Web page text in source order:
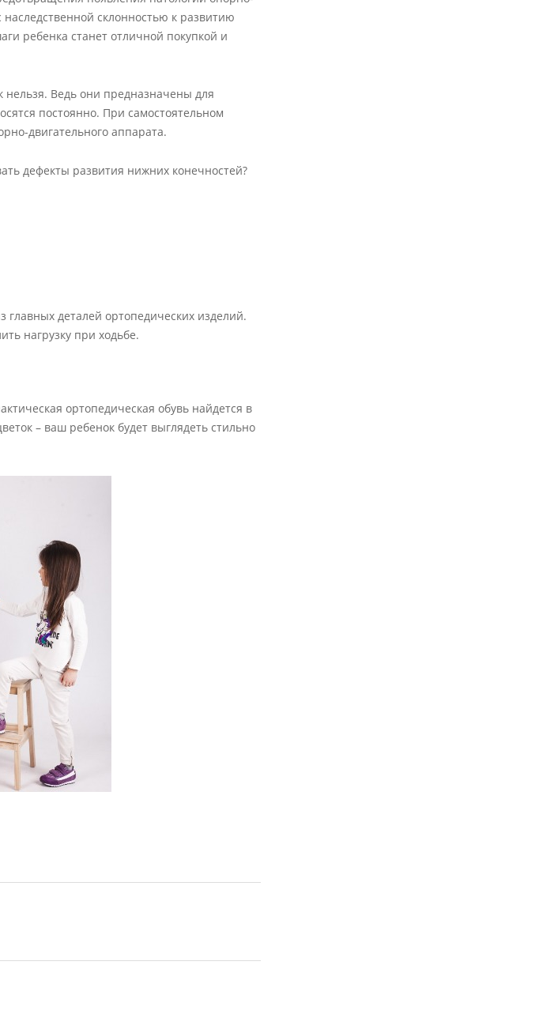
склонностью к развитию
ребенка станет отличной покупкой и
нельзя. Ведь они предназначены для
постоянно. При самостоятельном
двигательного аппарата.
дефекты развития нижних конечностей?
главных деталей ортопедических изделий.
нагрузку при ходьбе.
ортопедическая обувь найдется в
– ваш ребенок будет выглядеть стильно